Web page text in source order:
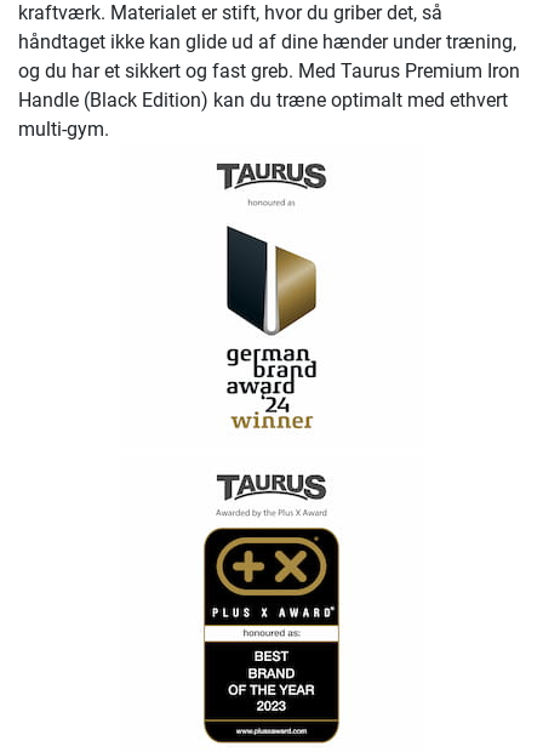
kraftværk. Materialet er stift, hvor du griber det, så
håndtaget ikke kan glide ud af dine hænder under træning,
og du har et sikkert og fast greb. Med Taurus Premium Iron
Handle (Black Edition) kan du træne optimalt med ethvert
multi-gym.